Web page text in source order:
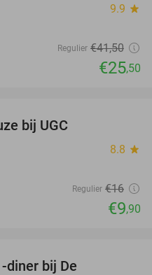
9.9 star
Regulier €41,50
€25,50
bij UGC
8.8 star
Regulier €16
€9,90
diner bij De